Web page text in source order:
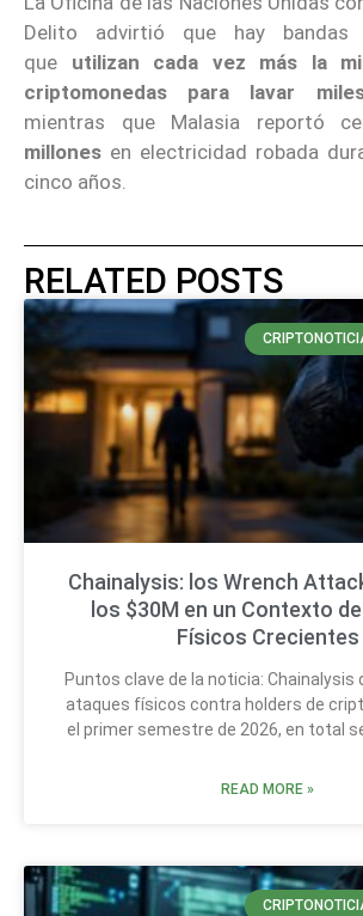
Delito advirtió que hay bandas
que utilizan cada vez más la
criptomonedas para lavar
mientras que Malasia reportó
millones en electricidad robada
cinco años.
RELATED POSTS
Chainalysis: los Wrench
los $30M en un Contexto
Físicos Crecientes
Puntos clave de la noticia: Chainalysis
ataques físicos contra holders de
el primer semestre de 2026, en total
READ MORE »